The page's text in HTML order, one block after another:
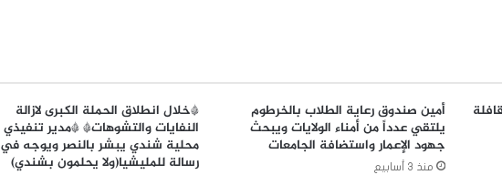
أمين صندوق رعاية الطلاب بالخرطوم
يلتقي عدداً من أمناء الولايات ويبحث
جهود الإعمار واستضافة الجامعات
منذ 3 أسابيع
*خلال انطلاق الحملة الكبرى لازالة
النفايات والتشوهات* *مدير تنفيذي
محلية شندي يبشر بالنصر ويوجه في
رسالة للمليشيا(ولا يحلمون بشندي)